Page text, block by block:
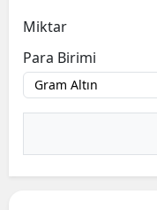
Miktar
Para Birimi